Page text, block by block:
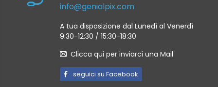
info@genialpix.com
A tua disposizione dal Lunedì al Venerdì
9:30-12:30 / 15:30-18:30
Clicca qui per inviarci una Mail
seguici su Facebook